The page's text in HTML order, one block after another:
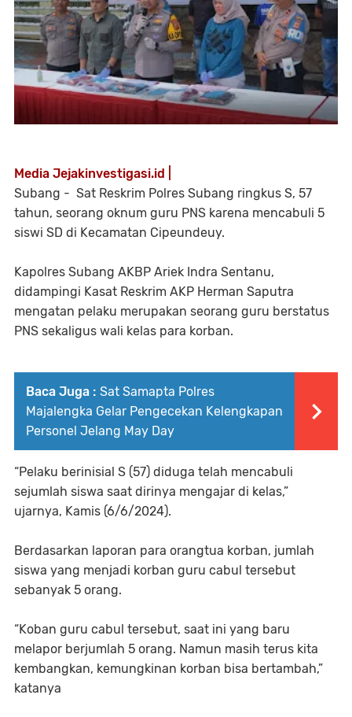
Media Jejakinvestigasi.id |
Subang - Sat Reskrim Polres Subang ringkus S, 57
tahun, seorang oknum guru PNS karena mencabuli 5
siswi SD di Kecamatan Cipeundeuy.
Kapolres Subang AKBP Ariek Indra Sentanu,
didampingi Kasat Reskrim AKP Herman Saputra
mengatan pelaku merupakan seorang guru berstatus
PNS sekaligus wali kelas para korban.
Baca Juga : Sat Samapta Polres
Majalengka Gelar Pengecekan Kelengkapan
Personel Jelang May Day
“Pelaku berinisial S (57) diduga telah mencabuli
sejumlah siswa saat dirinya mengajar di kelas,”
ujarnya, Kamis (6/6/2024).
Berdasarkan laporan para orangtua korban, jumlah
siswa yang menjadi korban guru cabul tersebut
sebanyak 5 orang.
“Koban guru cabul tersebut, saat ini yang baru
melapor berjumlah 5 orang. Namun masih terus kita
kembangkan, kemungkinan korban bisa bertambah,”
katanya